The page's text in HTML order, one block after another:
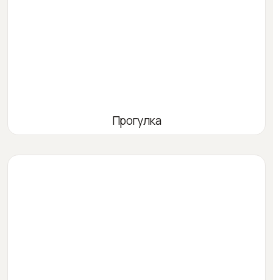
Прогулка